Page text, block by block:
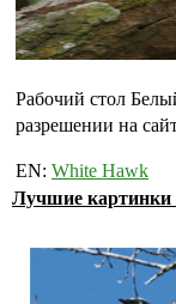
Рабочий стол
разрешении на
EN: White Hawk
Лучшие картинки